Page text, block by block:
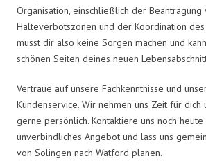
Organisation, einschließlich der Beantragung
Halteverbotszonen und der Koordination des
musst dir also keine Sorgen machen und
schönen Seiten deines neuen
Vertraue auf unsere Fachkenntnisse und
Kundenservice. Wir nehmen uns Zeit für dich
gerne persönlich. Kontaktiere uns noch
unverbindliches Angebot und lass uns
von Solingen nach Watford planen.